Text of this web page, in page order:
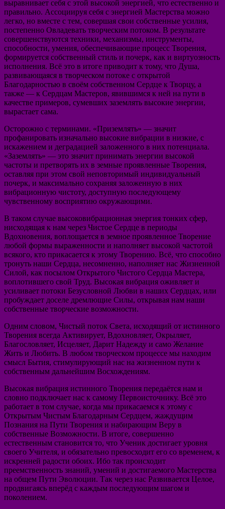
выравнивает себя с этой высокой энергией, что естественно и
правильно. Ассоциируя себя с энергией Мастерства можно
легко, но вместе с тем, совершая свои собственные усилия,
постепенно Овладевать творческим потоком. В результате
совершенствуются техники, механизмы, инструменты,
способности, умения, обеспечивающие процесс Творения,
формируется собственный стиль и почерк, как и виртуозность
исполнения. Всё это в итоге приводит к тому, что Душа,
развивающаяся в творческом потоке с открытой
Благодарностью в своём собственном Сердце к Творцу, а
также — к Сердцам Мастеров, явившимся к ней на пути в
качестве примеров, сумевших заземлять высокие энергии,
вырастает сама.
Осторожно с терминами. «Приземлять» — значит
профанировать изначально высокие вибрации в низкие, с
искажением и деградацией заложенного в них потенциала.
«Заземлять» — это значит принимать энергии высокой
частоты и претворять их в земные проявленные Творения,
оставляя при этом свой неповторимый индивидуальный
почерк, и максимально сохраняя заложенную в них
вибрационную чистоту, доступную последующему
чувственному восприятию окружающими.
В таком случае высоковибрационная энергия тонких сфер,
нисходящая к нам через Чистое Сердце в периоды
Вдохновения, воплощается в земное проявленное Творение
любой формы выраженности и наполняет высокой частотой
всякого, кто прикасается к этому Творению. Всё, что способно
тронуть наши Сердца, несомненно, наполняет нас Жизненной
Силой, как посылом Открытого Чистого Сердца Мастера,
воплотившего свой Труд. Высокая вибрация оживляет и
усиливает потоки Безусловной Любви в наших Сердцах, или
пробуждает доселе дремлющие Силы, открывая нам наши
собственные творческие возможности.
Одним словом, Чистый поток Света, исходящий от истинного
Творения всегда Активирует, Вдохновляет, Окрыляет,
Благословляет, Исцеляет, Дарит Надежду и само Желание
Жить и Любить. В любом творческом процессе мы находим
смысл Бытия, стимулирующий нас на жизненном пути к
собственным дальнейшим Восхождениям.
Высокая вибрация истинного Творения передаётся нам и
словно подключает нас к самому Первоисточнику. Всё это
работает в том случае, когда мы прикасаемся к этому с
Открытым Чистым Благодарным Сердцем, жаждущим
Познания на Пути Творения и набирающим Веру в
собственные Возможности. В итоге, совершенно
естественным становится то, что Ученик достигает уровня
своего Учителя, и обязательно превосходит его со временем, к
искренней радости обоих. Ибо так происходит
преемственность знаний, умений и достигаемого Мастерства
на общем Пути Эволюции. Так через нас Развивается Целое,
продвигаясь вперёд с каждым последующим шагом и
поколением.